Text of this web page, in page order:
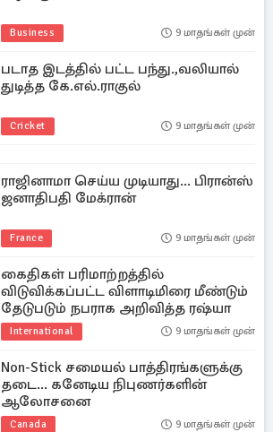
Business 9 மாதங்கள் முன்
படாத இடத்தில் பட்ட பந்து.,வலியால்
துடித்த கே.எல்.ராகுல்
Cricket 9 மாதங்கள் முன்
ராஜினாமா செய்ய முடியாது... பிரான்ஸ்
ஜனாதிபதி மேக்ரான்
France 9 மாதங்கள் முன்
கைதிகள் பரிமாற்றத்தில்
விடுவிக்கப்பட்ட விளாடிமிரை மீண்டும்
தேடுபடும் நபராக அறிவித்த ரஷ்யா
International 9 மாதங்கள் முன்
Non-Stick சமையல் பாத்திரங்களுக்கு
தடை... கனேடிய நிபுணர்களின்
ஆலோசனை
Canada 9 மாதங்கள் முன்